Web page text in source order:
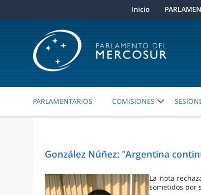
Inicio
PARLAMENTARIOS COMISIONES
González Núñez: "Argentina
La nota
sometidos por